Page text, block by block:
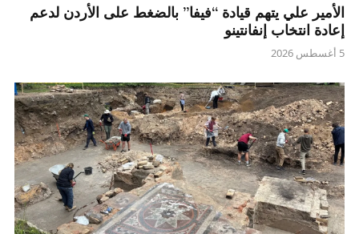
الأمير علي يتهم قيادة “فيفا” بالضغط على الأردن لدعم
إعادة انتخاب إنفانتينو
5 أغسطس 2026